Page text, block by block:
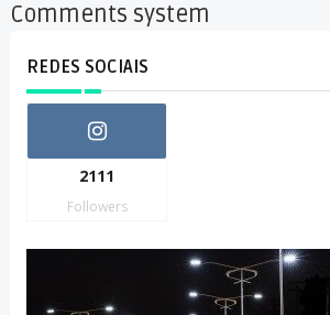
Comments system
REDES SOCIAIS
2111
Followers